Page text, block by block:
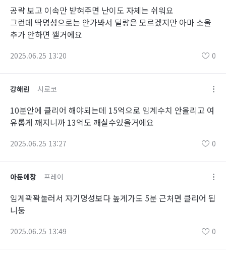
공략 보고 이속만 받혀주면 난이도 자체는 쉬워요
그런데 딱명성으로는 안가봐서 딜량은 모르겠지만 아마 소울
추가 안하면 깰거에요
2025.06.25 13:20 0
강해린 시로코
10분안에 클리어 해야되는데 15억으로 임계수치 안올리고 여
유롭게 깨지니까 13억도 깨실수있을거에요
2025.06.25 13:27 0
아둔에창 프레이
임계꽉꽉눌러서 자기명성보다 높게가도 5분 근처면 클리어 됩
니둥
2025.06.25 13:49 0